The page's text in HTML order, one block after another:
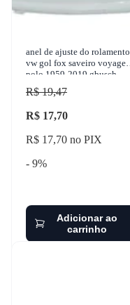
anel de ajuste do rolamento
vw gol fox saveiro voyage
polo 1959-2019 gbusch -
39712
R$ 19,47
R$ 17,70
R$ 17,70 no PIX
- 9%
Adicionar ao
carrinho